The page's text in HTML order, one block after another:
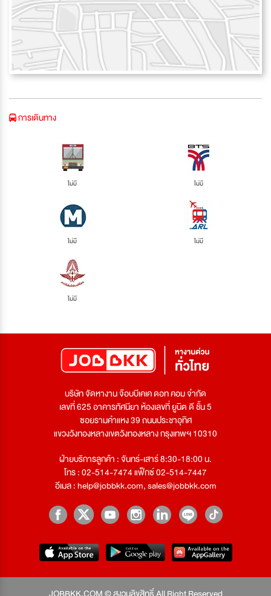
การเดินทาง
ไม่มี ไม่มี
ไม่มี ไม่มี
ไม่มี
บริษัท จัดหางาน จ๊อบบีเคเค ดอท คอม จำกัด
เลขที่ 625 อาคารทัศนียา ห้องเลขที่ ยูนิต ดี ชั้น 5
ซอยรามคำแหง 39 ถนนประชาอุทิศ
แขวงวังทองหลางเขตวังทองหลาง กรุงเทพฯ 10310
ฝ่ายบริการลูกค้า : จันทร์-เสาร์ 8:30-18:00 น.
โทร : 02-514-7474 แฟ็กซ์ 02-514-7447
อีเมล :help@jobbkk.com,sales@jobbkk.com